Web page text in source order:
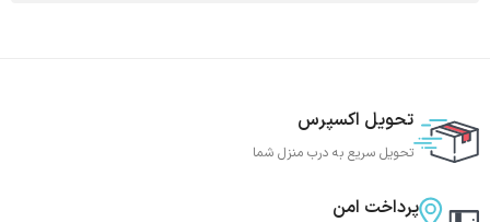
تحویل اکسپرس
تحویل سریع به درب منزل شما
پرداخت امن